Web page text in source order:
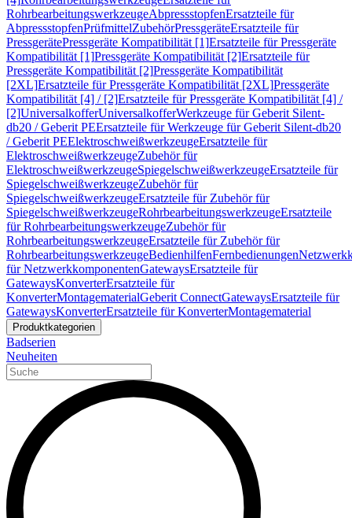
RohrbearbeitungswerkzeugeAbpressstopfenErsatzteile für
AbpressstopfenPrüfmittelZubehörPressgeräteErsatzteile für
PressgerätePressgeräte Kompatibilität [1]Ersatzteile für Pressgeräte
Kompatibilität [1]Pressgeräte Kompatibilität [2]Ersatzteile für
Pressgeräte Kompatibilität [2]Pressgeräte Kompatibilität
[2XL]Ersatzteile für Pressgeräte Kompatibilität [2XL]Pressgeräte
Kompatibilität [4] / [2]Ersatzteile für Pressgeräte Kompatibilität [4] /
[2]UniversalkofferUniversalkofferWerkzeuge für Geberit Silent-
db20 / Geberit PEErsatzteile für Werkzeuge für Geberit Silent-db20
/ Geberit PEElektroschweißwerkzeugeErsatzteile für
ElektroschweißwerkzeugeZubehör für
ElektroschweißwerkzeugeSpiegelschweißwerkzeugeErsatzteile für
SpiegelschweißwerkzeugeZubehör für
SpiegelschweißwerkzeugeErsatzteile für Zubehör für
SpiegelschweißwerkzeugeRohrbearbeitungswerkzeugeErsatzteile
für RohrbearbeitungswerkzeugeZubehör für
RohrbearbeitungswerkzeugeErsatzteile für Zubehör für
RohrbearbeitungswerkzeugeBedienhilfenFernbedienungen
für NetzwerkkomponentenGatewaysErsatzteile für
GatewaysKonverterErsatzteile für
KonverterMontagematerialGeberit ConnectGatewaysErsatzteile für
GatewaysKonverterErsatzteile für KonverterMontagematerial
Produktkategorien
Badserien
Neuheiten